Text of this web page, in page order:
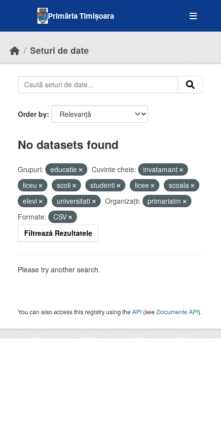
Primăria Timișoara
Seturi de date
Order by
No datasets found
Grupuri: educatie Cuvinte cheie:
invatamant
liceu
scoli studenti licee
scoala
elevi
universitati Organizații:
primariatm
Formate:
CSV
Filtrează Rezultatele
Please try another search.
You can also access this registry using theAPI (see Documente API).